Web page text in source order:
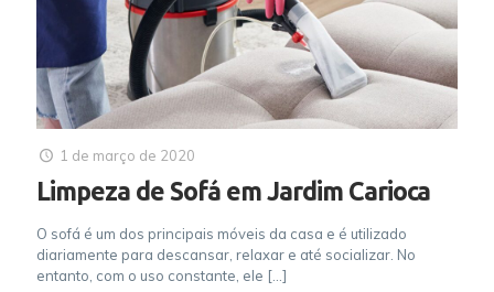
1 de março de 2020
Limpeza de Sofá em Jardim Carioca
O sofá é um dos principais móveis da casa e é utilizado
diariamente para descansar, relaxar e até socializar. No
entanto, com o uso constante, ele […]